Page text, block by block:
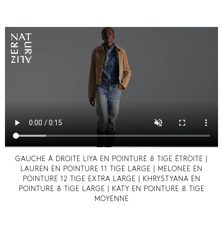
GAUCHE À DROITE LIYA EN POINTURE 8 TIGE ÉTROITE |
LAUREN EN POINTURE 11 TIGE LARGE | MELONEE EN
POINTURE 12 TIGE EXTRA LARGE | KHRYSTYANA EN
POINTURE 8 TIGE LARGE | KATY EN POINTURE 8 TIGE
MOYENNE